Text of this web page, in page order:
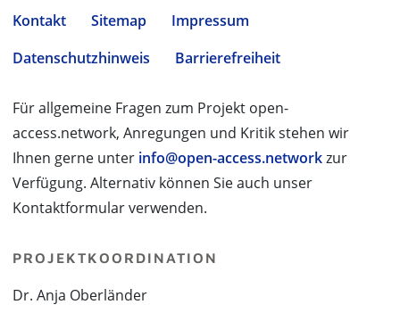
Kontakt Sitemap
Impressum
Datenschutzhinweis
Barrierefreiheit
Für allgemeine Fragen zum Projekt open-
access.network, Anregungen und Kritik stehen wir
Ihnen gerne unter info@open-access.networkzur
Verfügung. Alternativ können Sie auch unser
Kontaktformular verwenden.
PROJEKTKOORDINATION
Dr. Anja Oberländer